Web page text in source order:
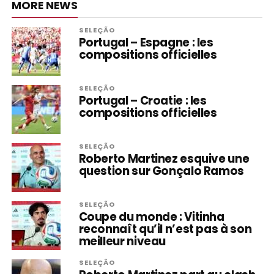
MORE NEWS
SELEÇÃO
Portugal – Espagne : les
compositions officielles
SELEÇÃO
Portugal – Croatie : les
compositions officielles
SELEÇÃO
Roberto Martinez esquive une
question sur Gonçalo Ramos
SELEÇÃO
Coupe du monde : Vitinha
reconnaît qu’il n’est pas à son
meilleur niveau
SELEÇÃO